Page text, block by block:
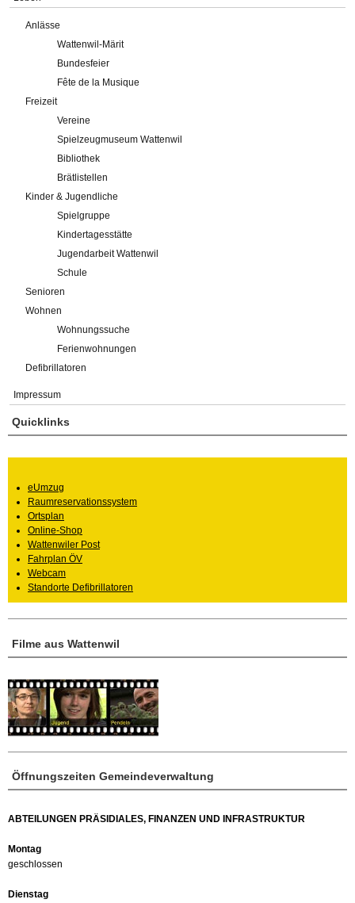
Anlässe
Wattenwil-Märit
Bundesfeier
Fête de la Musique
Freizeit
Vereine
Spielzeugmuseum Wattenwil
Bibliothek
Brätlistellen
Kinder & Jugendliche
Spielgruppe
Kindertagesstätte
Jugendarbeit Wattenwil
Schule
Senioren
Wohnen
Wohnungssuche
Ferienwohnungen
Defibrillatoren
Impressum
Öffnungszeiten Gemeindeverwaltung
ABTEILUNGEN PRÄSIDIALES, FINANZEN UND INFRASTRUKTUR
Montag
geschlossen
Dienstag
Filme aus Wattenwil
Quicklinks
eUmzug
Raumreservationssystem
Ortsplan
Online-Shop
Wattenwiler Post
Fahrplan ÖV
Webcam
Standorte Defibrillatoren